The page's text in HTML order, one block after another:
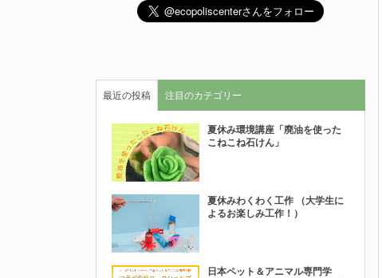
最近の投稿 注目のカテゴリー
夏休み環境講座「廃油を使った
こねこね石けん」
夏休みわくわく工作 （大学生に
よるお楽しみ工作！）
日本ペット＆アニマル専門学